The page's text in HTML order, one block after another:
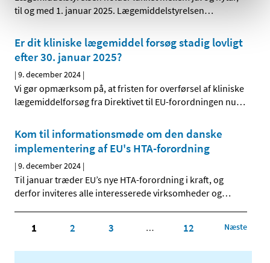
til og med 1. januar 2025. Lægemiddelstyrelsen…
Er dit kliniske lægemiddel forsøg stadig lovligt
efter 30. januar 2025?
|9. december 2024 |
Vi gør opmærksom på, at fristen for overførsel af kliniske
lægemiddelforsøg fra Direktivet til EU-forordningen nu…
Kom til informationsmøde om den danske
implementering af EU's HTA-forordning
|9. december 2024 |
Til januar træder EU’s nye HTA-forordning i kraft, og
derfor inviteres alle interesserede virksomheder og…
1 2 3 … 12 Næste